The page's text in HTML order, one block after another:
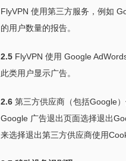
FlyVPN 使用第三方服务，例如
的用户数量的报告。
2.5FlyVPN 使用 Google
此类用户显示广告。
2.6第三方供应商（包括Google
Google 广告退出页面选择退出
来选择退出第三方供应商使用